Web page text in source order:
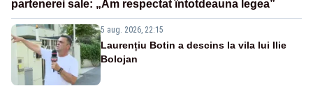
partenerei sale: „Am respectat întotdeauna legea”
5 aug. 2026, 22:15
Laurențiu Botin a descins la vila lui Ilie
Bolojan